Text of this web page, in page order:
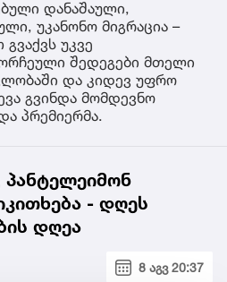
დანაშაული,
უკანონო მიგრაცია –
უკვე
შედეგები მთელი
და კიდევ უფრო
გვინდა მომდევნო
პრემიერმა.
- დღეს
დღეა
8 აგვ 20:37